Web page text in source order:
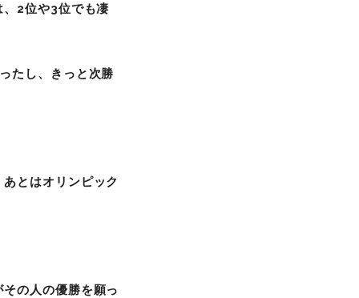
、2位や3位でも凄
たし、きっと次勝
とはオリンピック
の人の優勝を願っ